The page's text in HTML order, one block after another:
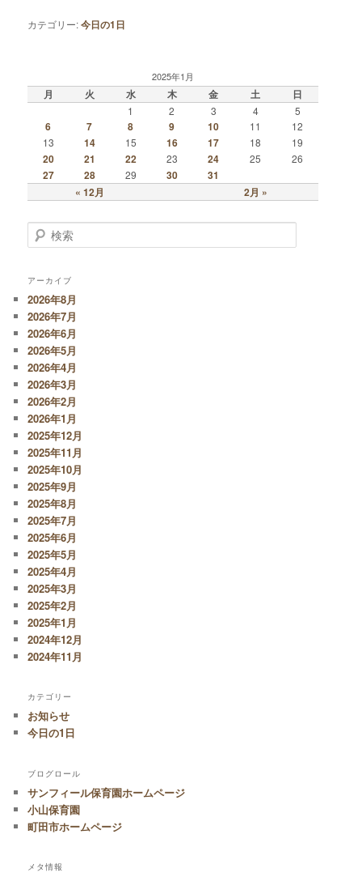
カテゴリー:今日の1日
2025年1月
月 火 水 木 金 土 日
« 12月 2月 »
1 2 3 4 5
6 7 8 9 10 11
12
13
14 15 16 17 18 19
20 21 22 23 24 25 26
27 28 29 30 31
検索
アーカイブ
2026年8月
2026年7月
2026年6月
2026年5月
2026年4月
2026年3月
2026年2月
2026年1月
2025年12月
2025年11月
2025年10月
2025年9月
2025年8月
2025年7月
2025年6月
2025年5月
2025年4月
2025年3月
2025年2月
2025年1月
2024年12月
2024年11月
カテゴリー
お知らせ
今日の1日
ブログロール
サンフィール保育園ホームページ
小山保育園
町田市ホームページ
メタ情報